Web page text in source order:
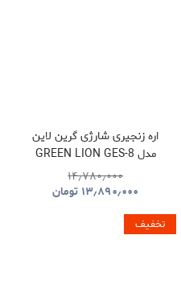
اره زنجیری شارژی گرین لاین
مدل GREEN LION GES-8
BRUSHLESS CORDLESS
CHAINSAW GNOCSWTLGN
۱۴٫۷۸۰٫۰۰۰
۱۳٫۸۹۰٫۰۰۰ تومان
تخفیف